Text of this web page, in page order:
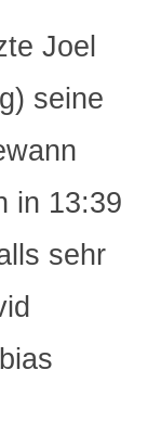
Joel
seine
in 13:39
sehr